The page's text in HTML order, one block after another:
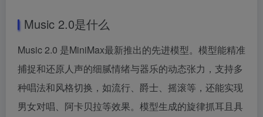
Music 2.0是什么
Music 2.0 是MiniMax最新推出的先进模型。模型能精准
捕捉和还原人声的细腻情绪与器乐的动态张力，支持多
种唱法和风格切换，如流行、爵士、摇滚等，还能实现
男女对唱、阿卡贝拉等效果。模型生成的旋律抓耳且具